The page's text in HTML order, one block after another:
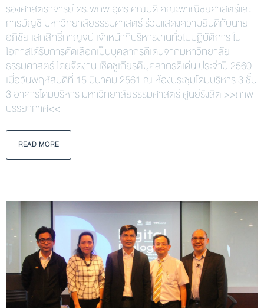
รองศาสตราจารย์ ดร.พิภพ อุดร คณบดี คณะพาณิชยศาสตร์และ
การบัญชี มหาวิทยาลัยธรรมศาสตร์ ร่วมแสดงความยินดีกับนาย
อภิชัย เสกสิทธิ์กาญจน์ เจ้าหน้าที่บริหารงานทั่วไปปฏิบัติการ ใน
โอกาสได้รับการคัดเลือกเป็นบุคลากรดีเด่นจากมหาวิทยาลัย
ธรรมศาสตร์ โดยจัดงาน เชิดชูเกียรติบุคลากรดีเด่น ประจำปี 2560
เมื่อวันพฤหัสบดีที่ 15 มีนาคม 2561 ณ ห้องประชุมโดมบริหาร 3 ชั้น
3 อาคารโดมบริหาร มหาวิทยาลัยธรรมศาสตร์ ศูนย์รังสิต >>ภาพ
บรรยากาศ<<
READ MORE